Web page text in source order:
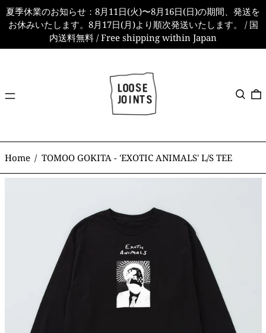
夏季休業のお知らせ：8月11日(火)〜8月16日(日)の期間、発送を
お休みいたします。8月17日(月)より順次発送いたします。 / 国
内送料無料 / Free shipping within Japan
メ
検索
Home / TOMOO GOKITA - 'EXOTIC ANIMALS' L/S TEE